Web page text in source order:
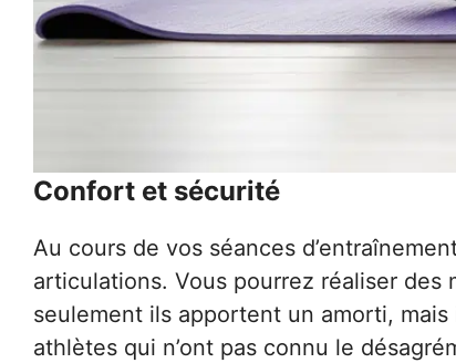
Confort et sécurité
Au cours de vos séances
articulations. Vous pourrez réaliser
seulement ils apportent un amorti,
athlètes qui n’ont pas connu le